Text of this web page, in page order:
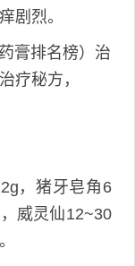
剧烈。
，猪牙皂角6
威灵仙12~30